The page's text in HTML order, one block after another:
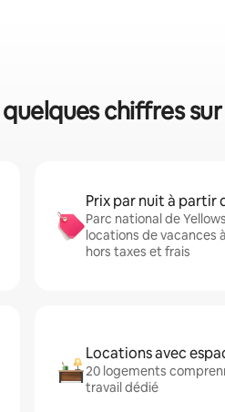
chiffres
Prix par nuit à partir
Parc national de
locations de vacances
hors taxes et frais
Locations avec
20 logements
travail dédié